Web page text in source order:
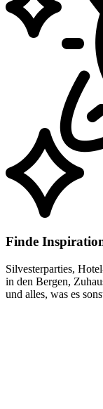
Finde
Silvesterparties,
in den Bergen,
und alles, was es